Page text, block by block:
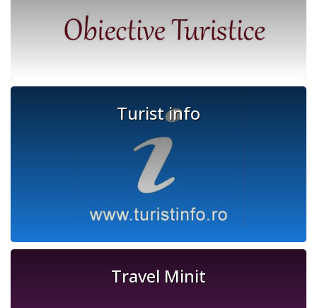
Turist info
Travel Minit